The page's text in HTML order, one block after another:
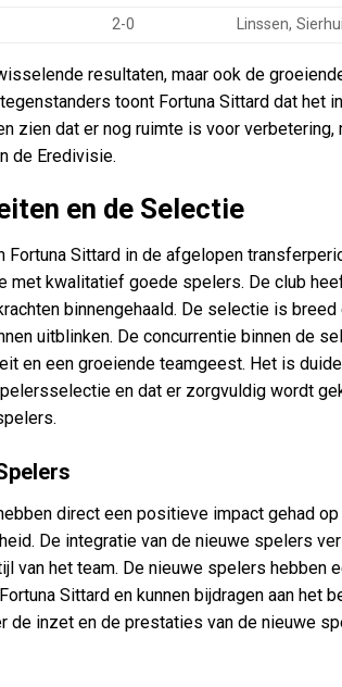
2-0 Linssen,
resultaten, maar ook de
toont Fortuna Sittard dat het
zien dat er nog ruimte is voor
de Eredivisie.
en de Selectie
Fortuna Sittard in de afgelopen
met kwalitatief goede spelers. De club
binnengehaald. De selectie is
uitblinken. De concurrentie binnen de
en een groeiende teamgeest. Het is
en dat er zorgvuldig wordt
direct een positieve impact gehad
De integratie van de nieuwe spelers
van het team. De nieuwe spelers hebben
Sittard en kunnen bijdragen aan het
de inzet en de prestaties van de nieuwe